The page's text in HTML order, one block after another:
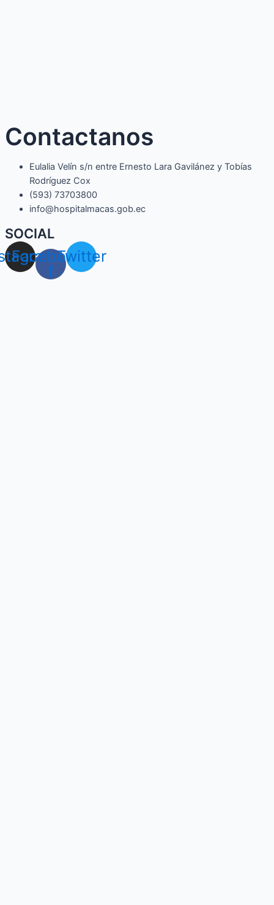
Contactanos
Eulalia Velín s/n entre Ernesto Lara Gavilánez y Tobías
Rodríguez Cox
(593) 73703800​
info@hospitalmacas.gob.ec
SOCIAL
Facebook-
f
Twitter